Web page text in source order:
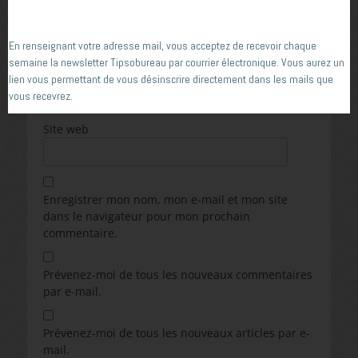
E-mail*
Site web
Enregistrer mon nom, mon e-mail et mon site
dans le navigateur pour mon prochain
commentaire.
Prévenez-moi de tous les nouveaux commentaires
par e-mail.
Prévenez-moi de tous les nouveaux articles par e-
mail.
En renseignant votre adresse mail, vous acceptez de recevoir chaque
semaine la newsletter Tipsobureau par courrier électronique. Vous aurez un
lien vous permettant de vous désinscrire directement dans les mails que
vous recevrez.